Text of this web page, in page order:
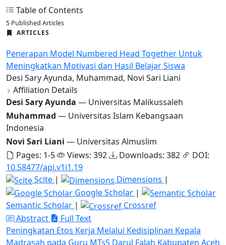
Table of Contents
5 Published Articles
ARTICLES
Penerapan Model Numbered Head Together Untuk
Meningkatkan Motivasi dan Hasil Belajar Siswa
Desi Sary Ayunda, Muhammad, Novi Sari Liani
Affiliation Details
Desi Sary Ayunda — Universitas Malikussaleh
Muhammad — Universitas Islam Kebangsaan
Indonesia
Novi Sari Liani — Universitas Almuslim
Pages: 1-5
Views: 392 Downloads: 382
DOI:
10.58477/api.v1i1.19
Scite | Dimensions |
Google Scholar |
Semantic Scholar |
Crossref
Abstract
Full Text
Peningkatan Etos Kerja Melalui Kedisiplinan Kepala
Madrasah pada Guru MTsS Darul Falah Kabupaten Aceh